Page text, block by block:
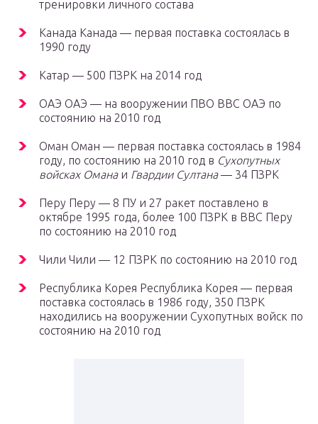
тренировки личного состава
Канада Канада — первая поставка состоялась в
1990 году
Катар — 500 ПЗРК на 2014 год
ОАЭ ОАЭ — на вооружении ПВО ВВС ОАЭ по
состоянию на 2010 год
Оман Оман — первая поставка состоялась в 1984
году, по состоянию на 2010 год в Сухопутных
войсках Оманаи Гвардии Султана— 34 ПЗРК
Перу Перу — 8 ПУ и 27 ракет поставлено в
октябре 1995 года, более 100 ПЗРК в ВВС Перу
по состоянию на 2010 год
Чили Чили — 12 ПЗРК по состоянию на 2010 год
Республика Корея Республика Корея — первая
поставка состоялась в 1986 году, 350 ПЗРК
находились на вооружении Сухопутных войск по
состоянию на 2010 год